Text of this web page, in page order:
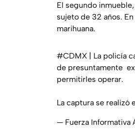
El segundo
sujeto de 32 años.
marihuana.
#CDMX | La policía
de presuntamente
permitirles operar.
La captura se realizó
— Fuerza Informativa